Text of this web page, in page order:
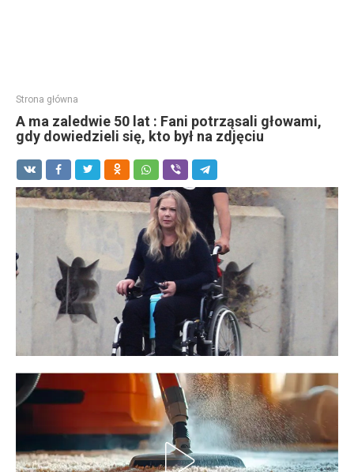
Strona główna
A ma zaledwie 50 lat : Fani potrząsali głowami,
gdy dowiedzieli się, kto był na zdjęciu